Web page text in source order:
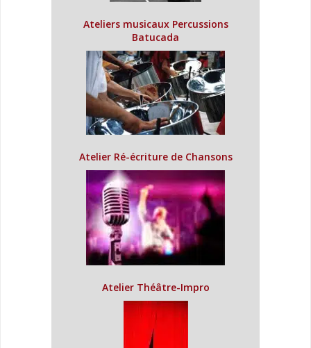
Ateliers musicaux Percussions
Batucada
Atelier Ré-écriture de Chansons
Atelier Théâtre-Impro